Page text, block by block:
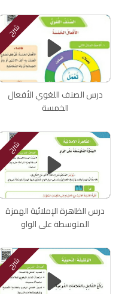
شرح
درس الصنف اللغوي الأفعال
الخمسة
شرح
درس الظاهرة الإملائية الهمزة
المتوسطة على الواو
شرح